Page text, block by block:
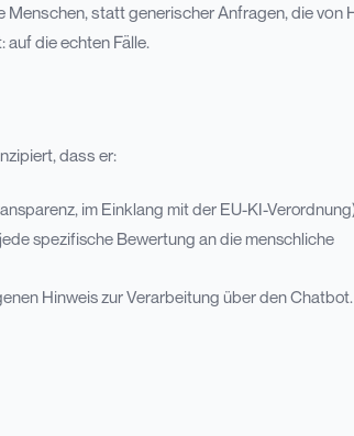
statt generischer Anfragen, die von
die echten Fälle.
dass er:
im Einklang mit der EU-KI-
spezifische Bewertung an die menschliche
Hinweis zur Verarbeitung über den Chatbot.